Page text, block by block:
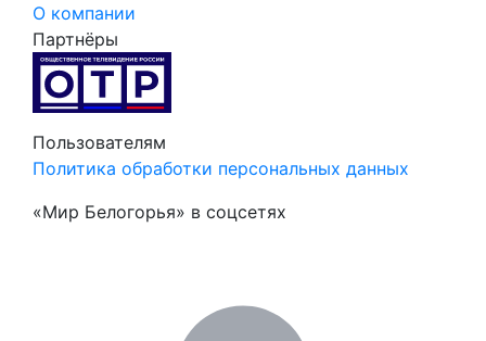
О компании
Партнёры
Пользователям
Политика обработки персональных данных
«Мир Белогорья» в соцсетях